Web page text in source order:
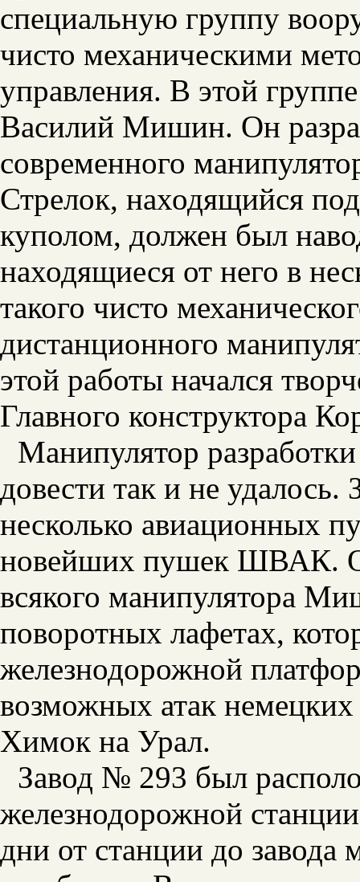
специальную группу
чисто механическими
управления. В этой
Василий Мишин. Он
современного
Стрелок, находящийся
куполом, должен был
находящиеся от него в
такого чисто
дистанционного
этой работы начался
Главного конструктора
Манипулятор
довести так и не
несколько авиационных
новейших пушек ШВАК.
всякого манипулятора
поворотных лафетах,
железнодорожной
возможных атак немецких
Химок на Урал.
Завод № 293 был
железнодорожной
дни от станции до